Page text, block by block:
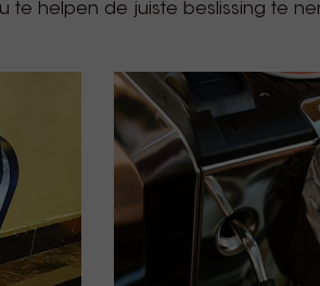
te helpen de juiste beslissing te